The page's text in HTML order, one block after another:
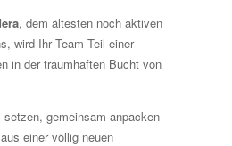
, dem ältesten noch aktiven
wird Ihr Team Teil einer
in der traumhaften Bucht von
gemeinsam anpacken
einer völlig neuen